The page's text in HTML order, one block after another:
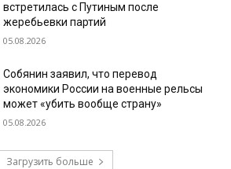
встретилась с Путиным после
жеребьевки партий
05.08.2026
Собянин заявил, что перевод
экономики России на военные рельсы
может «убить вообще страну»
05.08.2026
Загрузить больше